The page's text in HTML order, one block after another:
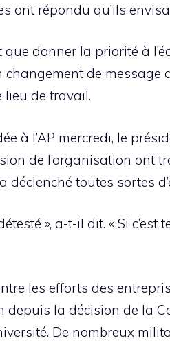
ont répondu qu’ils
que donner la priorité à
changement de
lieu de travail.
à l’AP mercredi, le
de l’organisation ont
déclenché toutes sortes
», a-t-il dit. « Si
les efforts des
depuis la décision de la
De nombreux